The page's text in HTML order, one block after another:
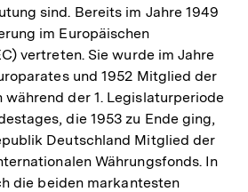
sind. Bereits im Jahre 1949
im Europäischen
vertreten. Sie wurde im Jahre
und 1952 Mitglied der
während der 1. Legislaturperiode
die 1953 zu Ende ging,
Deutschland Mitglied der
Währungsfonds. In
die beiden markantesten